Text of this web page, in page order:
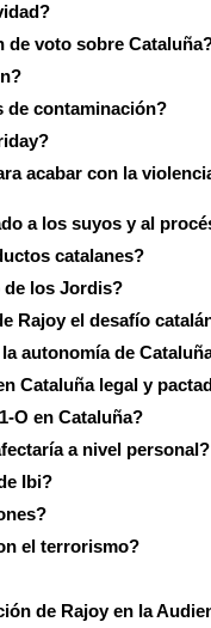
de voto sobre
de contaminación?
acabar con la
a los suyos y al
catalanes?
de los Jordis?
Rajoy el desafío
autonomía de
Cataluña legal y
O en Cataluña?
a nivel personal?
Ibi?
el terrorismo?
de Rajoy en la